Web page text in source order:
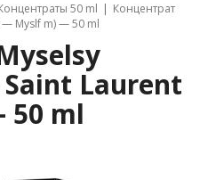
50 ml
Концентрат
— Myslf m) — 50 ml
Laurent
ml